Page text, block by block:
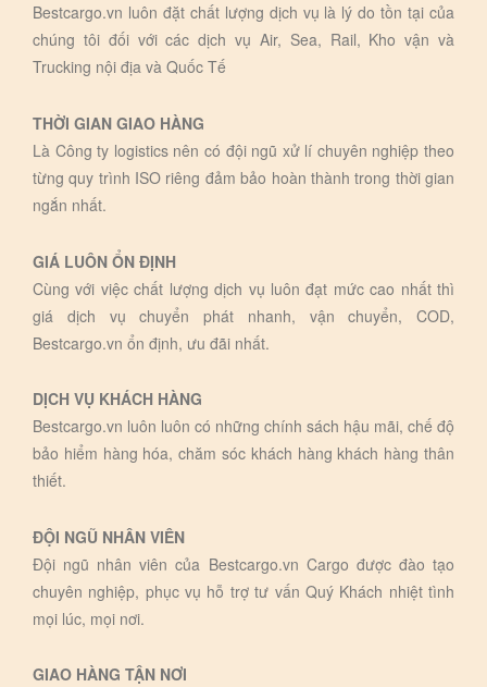
Bestcargo.vn luôn đặt chất lượng dịch vụ là lý do tồn tại của
chúng tôi đối với các dịch vụ Air, Sea, Rail, Kho vận và
Trucking nội địa và Quốc Tế
THỜI GIAN GIAO HÀNG
Là Công ty logistics nên có đội ngũ xử lí chuyên nghiệp theo
từng quy trình ISO riêng đảm bảo hoàn thành trong thời gian
ngắn nhất.
GIÁ LUÔN ỔN ĐỊNH
Cùng với việc chất lượng dịch vụ luôn đạt mức cao nhất thì
giá dịch vụ chuyển phát nhanh, vận chuyển, COD,
Bestcargo.vn ổn định, ưu đãi nhất.
DỊCH VỤ KHÁCH HÀNG
Bestcargo.vn luôn luôn có những chính sách hậu mãi, chế độ
bảo hiểm hàng hóa, chăm sóc khách hàng khách hàng thân
thiết.
ĐỘI NGŨ NHÂN VIÊN
Đội ngũ nhân viên của Bestcargo.vn Cargo được đào tạo
chuyên nghiệp, phục vụ hỗ trợ tư vấn Quý Khách nhiệt tình
mọi lúc, mọi nơi.
GIAO HÀNG TẬN NƠI